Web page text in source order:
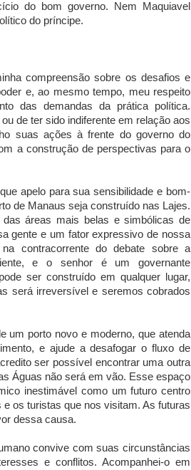
do bom governo. Nem Maquiavel
do príncipe.
compreensão sobre os desafios e
e, ao mesmo tempo, meu respeito
das demandas da prática política.
de ter sido indiferente em relação aos
suas ações à frente do governo do
a construção de perspectivas para o
apelo para sua sensibilidade e bom-
de Manaus seja construído nas Lajes.
áreas mais belas e simbólicas de
gente e um fator expressivo de nossa
contracorrente do debate sobre a
e o senhor é um governante
ser construído em qualquer lugar,
será irreversível e seremos cobrados
um porto novo e moderno, que atenda
e ajude a desafogar o fluxo de
ser possível encontrar uma outra
Águas não será em vão. Esse espaço
inestimável como um futuro centro
os turistas que nos visitam. As futuras
dessa causa.
convive com suas circunstâncias
e conflitos. Acompanhei-o em